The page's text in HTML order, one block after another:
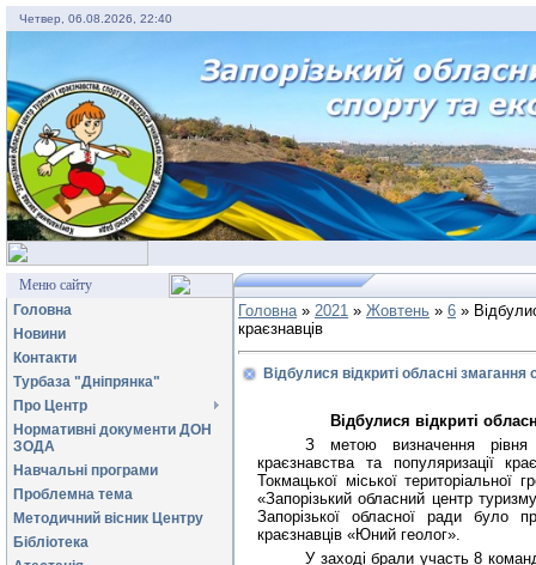
Четвер, 06.08.2026, 22:40
Меню сайту
Головна
Новини
Контакти
Турбаза "Дніпрянка"
Про Центр
Нормативні документи ДОН
ЗОДА
Навчальні програми
Проблемна тема
Методичний вісник Центру
Бібліотека
Головна» 2021 » Жовтень » 6 »
краєзнавців
Відбулися відкриті обласні
Відбулися відкриті
З метою визначення рівня
краєзнавства та популяризації
Токмацької міської
«Запорізький обласний центр
Запорізької обласної ради було
краєзнавців «Юний геолог».
У заході брали участь 8